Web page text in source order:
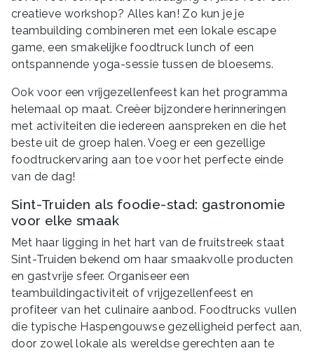
creatieve workshop? Alles kan! Zo kun je je
teambuilding combineren met een lokale escape
game, een smakelijke foodtruck lunch of een
ontspannende yoga-sessie tussen de bloesems.
Ook voor een vrijgezellenfeest kan het programma
helemaal op maat. Creëer bijzondere herinneringen
met activiteiten die iedereen aanspreken en die het
beste uit de groep halen. Voeg er een gezellige
foodtruckervaring aan toe voor het perfecte einde
van de dag!
Sint-Truiden als foodie-stad: gastronomie
voor elke smaak
Met haar ligging in het hart van de fruitstreek staat
Sint-Truiden bekend om haar smaakvolle producten
en gastvrije sfeer. Organiseer een
teambuildingactiviteit of vrijgezellenfeest en
profiteer van het culinaire aanbod. Foodtrucks vullen
die typische Haspengouwse gezelligheid perfect aan,
door zowel lokale als wereldse gerechten aan te